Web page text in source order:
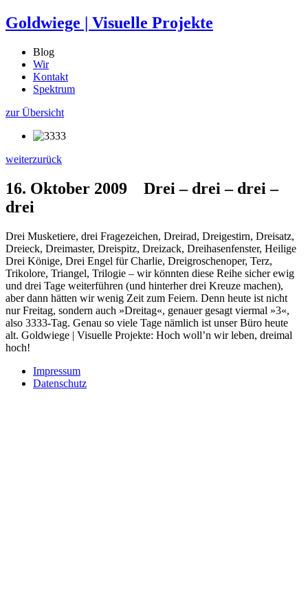
Goldwiege | Visuelle Projekte
Blog
Wir
Kontakt
Spektrum
zur Übersicht
weiterzurück
16. Oktober 2009 Drei – drei – drei –
drei
Drei Musketiere, drei Fragezeichen, Dreirad, Dreigestirn, Dreisatz,
Dreieck, Dreimaster, Dreispitz, Dreizack, Dreihasenfenster, Heilige
Drei Könige, Drei Engel für Charlie, Dreigroschenoper, Terz,
Trikolore, Triangel, Trilogie – wir könnten diese Reihe sicher ewig
und drei Tage weiterführen (und hinterher drei Kreuze machen),
aber dann hätten wir wenig Zeit zum Feiern. Denn heute ist nicht
nur Freitag, sondern auch »Dreitag«, genauer gesagt viermal »3«,
also 3333-Tag. Genau so viele Tage nämlich ist unser Büro heute
alt. Goldwiege | Visuelle Projekte: Hoch woll’n wir leben, dreimal
hoch!
Impressum
Datenschutz